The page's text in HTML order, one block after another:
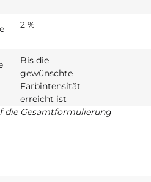
2 %
Bis die
gewünschte
Farbintensität
erreicht ist
die Gesamtformulierung